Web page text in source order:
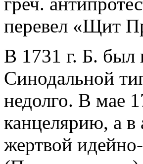
перевел «Щит
В 1731 г. Б. был
Синодальной
недолго. В мае
канцелярию, а в
жертвой